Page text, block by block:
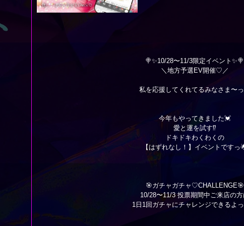
🍭✨10/28〜11/3限定イベント✨🍭
＼地方予選EV開催♡／
私を応援してくれてるみなさま〜
今年もやってきました💓
愛と運を試す⁉️
ドキドキわくわくの
【はずれなし！】イベントですっ
🎯ガチャガチャ♡CHALLENGE🎯
10/28〜11/3 投票期間中ご来店の方
1日1回ガチャにチャレンジできるよ